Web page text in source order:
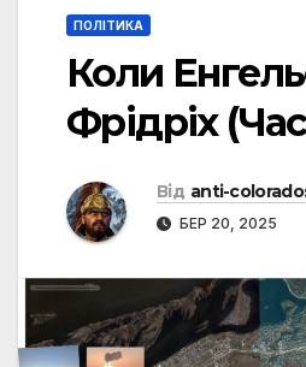
ПОЛІТИКА
Коли
Фрідріх
Від anti-
БЕР 20, 2025